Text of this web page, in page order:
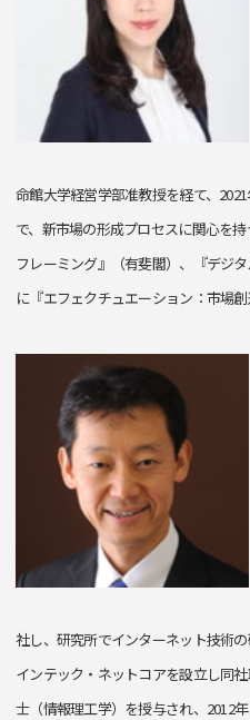
命館大学経営学部准教授を経て、
で、新市場の形成プロセスに関心を
フレーミング』（有斐閣）、『デジ
に『エフェクチュエーション：市場
社し、研究所でインターネット技術
インテック・ネットコアを設立し同
士（情報理工学）を授与され、2012